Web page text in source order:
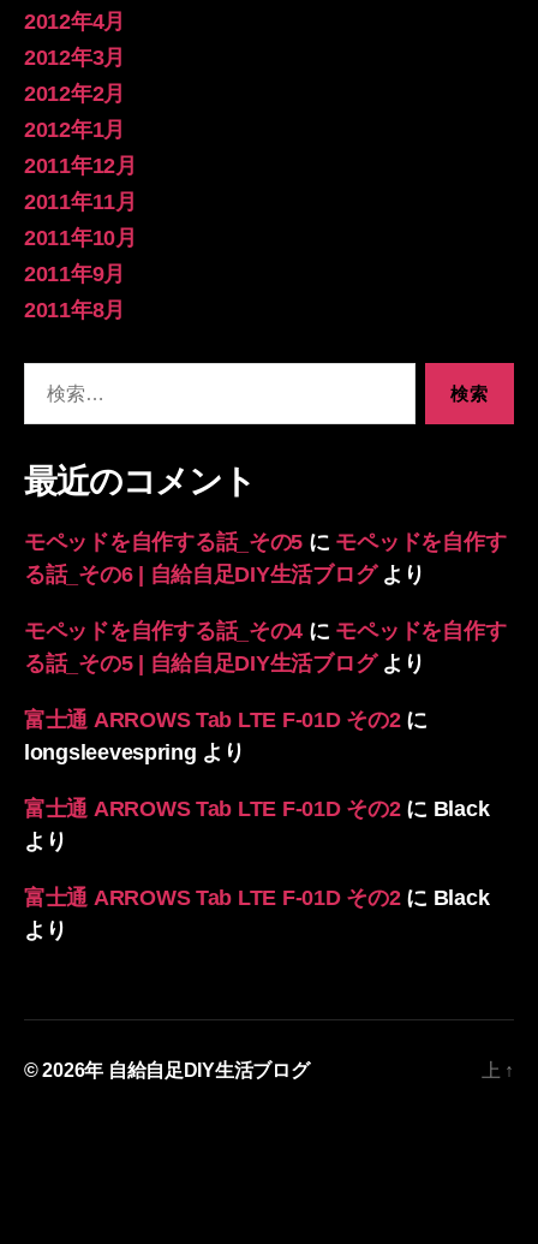
2012年4月
2012年3月
2012年2月
2012年1月
2011年12月
2011年11月
2011年10月
2011年9月
2011年8月
象:
最近のコメント
モペッドを自作する話_その5 に モペッドを自作す
る話_その6 | 自給自足DIY生活ブログより
モペッドを自作する話_その4 に モペッドを自作す
る話_その5 | 自給自足DIY生活ブログより
富士通 ARROWS Tab LTE F-01D その2に
longsleevespring より
富士通 ARROWS Tab LTE F-01D その2に Black
より
富士通 ARROWS Tab LTE F-01D その2に Black
より
© 2026年 自給自足DIY生活ブログ 上 ↑